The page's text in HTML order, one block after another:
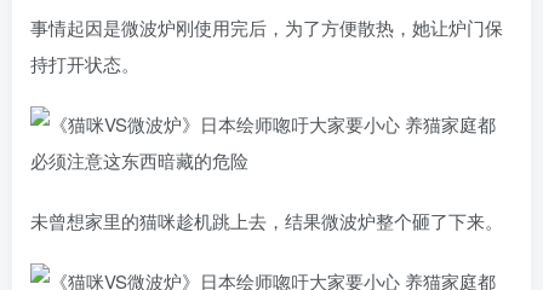
事情起因是微波炉刚使用完后，为了方便散热，她让炉门保
持打开状态。
未曾想家里的猫咪趁机跳上去，结果微波炉整个砸了下来。